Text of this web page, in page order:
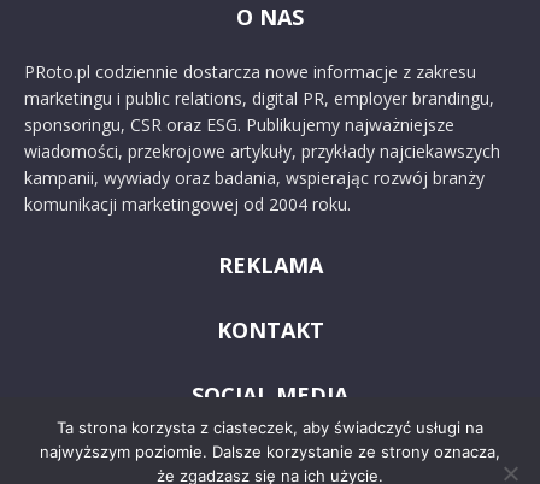
O NAS
PRoto.pl codziennie dostarcza nowe informacje z zakresu
marketingu i public relations, digital PR, employer brandingu,
sponsoringu, CSR oraz ESG. Publikujemy najważniejsze
wiadomości, przekrojowe artykuły, przykłady najciekawszych
kampanii, wywiady oraz badania, wspierając rozwój branży
komunikacji marketingowej od 2004 roku.
REKLAMA
KONTAKT
SOCIAL MEDIA
Ta strona korzysta z ciasteczek, aby świadczyć usługi na
najwyższym poziomie. Dalsze korzystanie ze strony oznacza,
że zgadzasz się na ich użycie.